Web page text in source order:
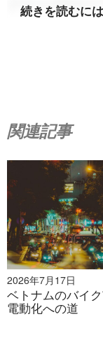
しかし、自動車
従来の内燃機関
輸入車、特に中
す。VinFastの
続きを読むに
関連記事
2026年7月17日
ベトナムのバイク
電動化への道